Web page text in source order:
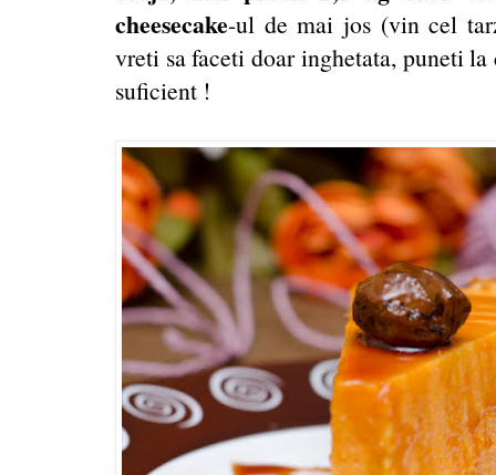
cheesecake-ul de mai jos (vin cel
vreti sa faceti doar inghetata, puneti
suficient !